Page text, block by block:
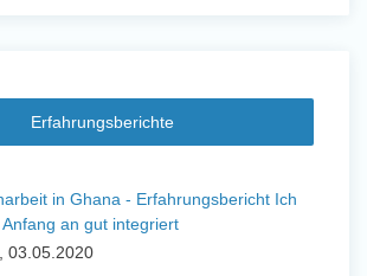
Sammeln
Engagieren
Erfahrungsberichte
in Ghana - Erfahrungsbericht Ich
an gut integriert
03.05.2020